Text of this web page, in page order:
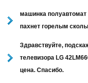
машинка полуавтомат
пахнет горелым
Здравствуйте,
телевизора LG
цена. Спасибо.